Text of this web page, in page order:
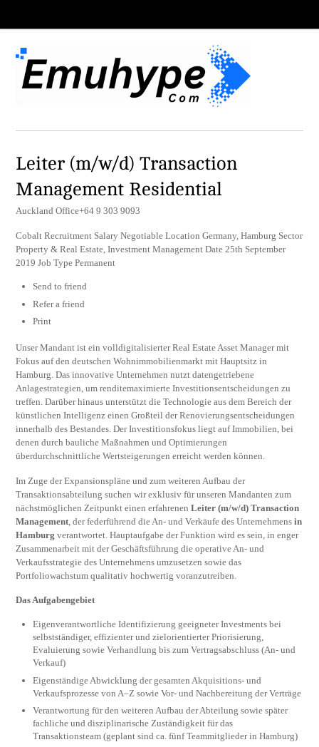
Leiter (m/w/d) Transaction
Management Residential
Auckland Office+64 9 303 9093
Cobalt Recruitment Salary Negotiable Location Germany, Hamburg Sector
Property & Real Estate, Investment Management Date 25th September
2019 Job Type Permanent
Send to friend
Refer a friend
Print
Unser Mandant ist ein volldigitalisierter Real Estate Asset Manager mit
Fokus auf den deutschen Wohnimmobilien­markt mit Hauptsitz in
Hamburg. Das innovative Unternehmen nutzt datengetriebene
Anlagestrategien, um rendite­ma­xi­mier­te Investitionsentscheidungen zu
treffen. Darüber hinaus unterstützt die Technologie aus dem Bereich der
künstlichen Intelligenz einen Großteil der Renovierungsentscheidungen
innerhalb des Bestandes. Der Investitions­fokus liegt auf Immobilien, bei
denen durch bauliche Maßnahmen und Optimierungen
überdurchschnittliche Wert­steigerungen erreicht werden können.
Im Zuge der Expansionspläne und zum weiteren Aufbau der
Transaktionsabteilung suchen wir exklusiv für unseren Mandanten zum
nächstmöglichen Zeitpunkt einen erfahrenenLeiter (m/w/d) Transaction
Management , der feder­führend die An- und Verkäufe des Unternehmensin
Hamburg verantwortet. Hauptaufgabe der Funktion wird es sein, in enger
Zusammenarbeit mit der Geschäftsführung die operative An- und
Verkaufsstrategie des Unternehmens umzusetzen sowie das
Portfoliowachstum qualitativ hochwertig voranzutreiben.
Das Aufgabengebiet
Eigenverantwortliche Identifizierung geeigneter Investments bei
selbstständiger, effizienter und zielorientierter Priorisierung,
Evaluierung sowie Verhandlung bis zum Vertragsabschluss (An- und
Verkauf)
Eigenständige Abwicklung der gesamten Akqui­sitions- und
Verkaufsprozesse von A–Z sowie Vor- und Nachbereitung der Verträge
Verantwortung für den weiteren Aufbau der Ab­teilung sowie später
fachliche und disziplinarische Zuständigkeit für das
Transaktionsteam (geplant sind ca. fünf Teammitglieder in Hamburg)